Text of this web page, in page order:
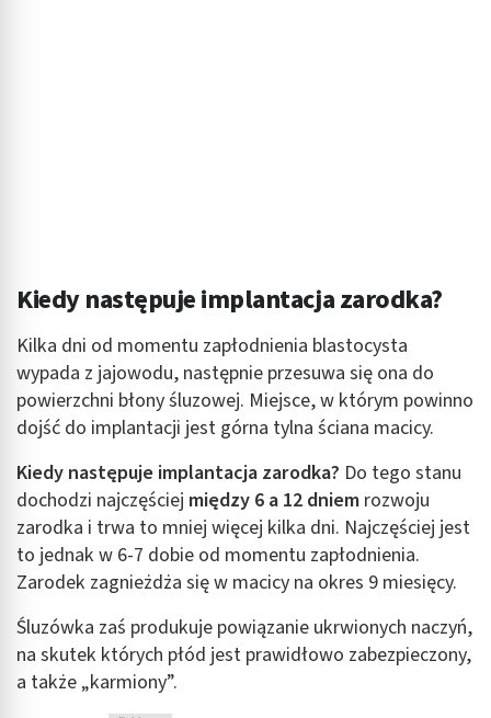
Kiedy następuje implantacja zarodka?
Kilka dni od momentu zapłodnienia blastocysta
wypada z jajowodu, następnie przesuwa się ona do
powierzchni błony śluzowej. Miejsce, w którym powinno
dojść do implantacji jest górna tylna ściana macicy.
Kiedy następuje implantacja zarodka? Do tego stanu
dochodzi najczęściej między 6 a 12 dniem rozwoju
zarodka i trwa to mniej więcej kilka dni. Najczęściej jest
to jednak w 6-7 dobie od momentu zapłodnienia.
Zarodek zagnieżdża się w macicy na okres 9 miesięcy.
Śluzówka zaś produkuje powiązanie ukrwionych naczyń,
na skutek których płód jest prawidłowo zabezpieczony,
a także „karmiony”.